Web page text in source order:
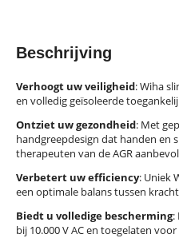
Beschrijving
Verhoogt uw veiligheid: Wiha
en volledig geïsoleerde
Ontziet uw gezondheid: Met
handgreepdesign dat handen en
therapeuten van de AGR
Verbetert uw efficiency: Uniek
een optimale balans tussen
Biedt u volledige bescherming:
bij 10.000 V AC en toegelaten voor